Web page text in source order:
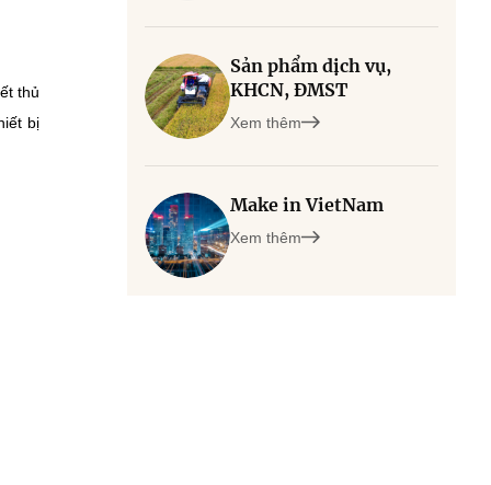
thủ
bị
Sản phẩm dịch vụ,
KHCN, ĐMST
Xem thêm
Make in VietNam
Xem thêm